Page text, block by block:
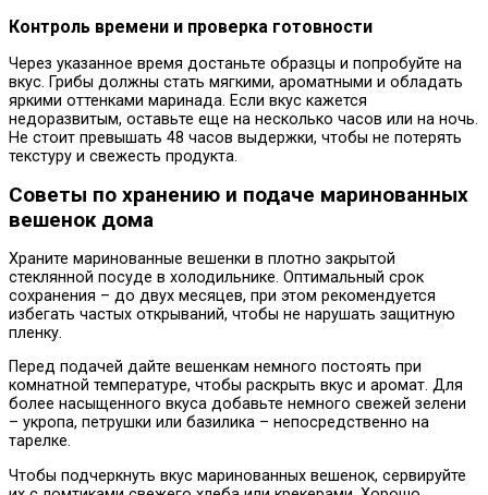
Контроль времени и проверка готовности
Через указанное время достаньте образцы и попробуйте на
вкус. Грибы должны стать мягкими, ароматными и обладать
яркими оттенками маринада. Если вкус кажется
недоразвитым, оставьте еще на несколько часов или на ночь.
Не стоит превышать 48 часов выдержки, чтобы не потерять
текстуру и свежесть продукта.
Советы по хранению и подаче маринованных
вешенок дома
Храните маринованные вешенки в плотно закрытой
стеклянной посуде в холодильнике. Оптимальный срок
сохранения – до двух месяцев, при этом рекомендуется
избегать частых открываний, чтобы не нарушать защитную
пленку.
Перед подачей дайте вешенкам немного постоять при
комнатной температуре, чтобы раскрыть вкус и аромат. Для
более насыщенного вкуса добавьте немного свежей зелени
– укропа, петрушки или базилика – непосредственно на
тарелке.
Чтобы подчеркнуть вкус маринованных вешенок, сервируйте